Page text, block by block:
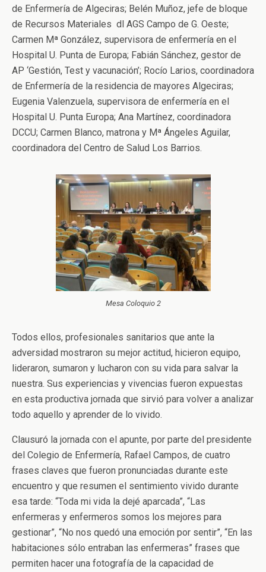
de Enfermería de Algeciras; Belén Muñoz, jefe de bloque
de Recursos Materiales dl AGS Campo de G. Oeste;
Carmen Mª González, supervisora de enfermería en el
Hospital U. Punta de Europa; Fabián Sánchez, gestor de
AP ‘Gestión, Test y vacunación’; Rocío Larios, coordinadora
de Enfermería de la residencia de mayores Algeciras;
Eugenia Valenzuela, supervisora de enfermería en el
Hospital U. Punta Europa; Ana Martínez, coordinadora
DCCU; Carmen Blanco, matrona y Mª Ángeles Aguilar,
coordinadora del Centro de Salud Los Barrios.
Mesa Coloquio 2
Todos ellos, profesionales sanitarios que ante la
adversidad mostraron su mejor actitud, hicieron equipo,
lideraron, sumaron y lucharon con su vida para salvar la
nuestra. Sus experiencias y vivencias fueron expuestas
en esta productiva jornada que sirvió para volver a analizar
todo aquello y aprender de lo vivido.
Clausuró la jornada con el apunte, por parte del presidente
del Colegio de Enfermería, Rafael Campos, de cuatro
frases claves que fueron pronunciadas durante este
encuentro y que resumen el sentimiento vivido durante
esa tarde: “Toda mi vida la dejé aparcada”, “Las
enfermeras y enfermeros somos los mejores para
gestionar”, “No nos quedó una emoción por sentir”, “En las
habitaciones sólo entraban las enfermeras” frases que
permiten hacer una fotografía de la capacidad de